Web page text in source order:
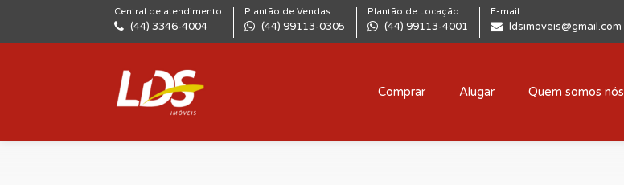
Central de atendimento
(44) 3346-4004
Plantão de Vendas
(44) 99113-0305
Plantão de Locação
(44) 99113-4001
E-mail
ldsimoveis@gmail.com
Comprar Alugar Quem somos nós